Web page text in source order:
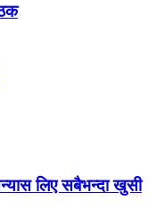
लिए सबैभन्दा खुसी